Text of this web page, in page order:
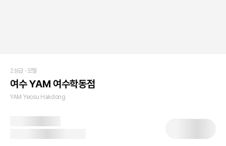
2성급 · 모텔
여수 YAM 여수학동점
YAM Yeosu Hakdong